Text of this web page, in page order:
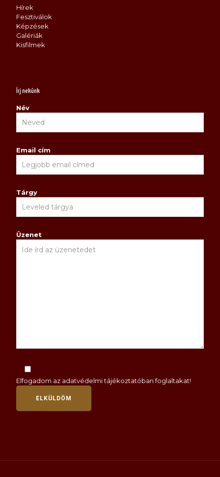
Hírek
Fesztiválok
Képzések
Galériák
Kisfilmek
Írj nekünk
Név
Email cím
Tárgy
Üzenet
Elfogadom az adatvédelmi tájékoztatóbanfoglaltakat!